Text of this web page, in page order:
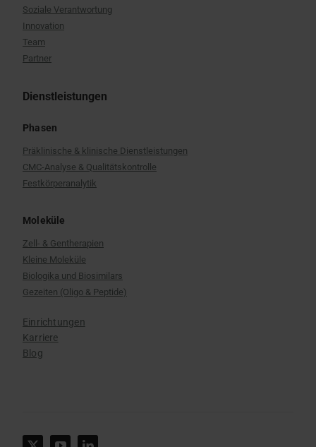
Soziale Verantwortung
Innovation
Team
Partner
Dienstleistungen
Phasen
Präklinische & klinische Dienstleistungen
CMC-Analyse & Qualitätskontrolle
Festkörperanalytik
Moleküle
Zell- & Gentherapien
Kleine Moleküle
Biologika und Biosimilars
Gezeiten (Oligo & Peptide)
Einrichtungen
Karriere
Blog